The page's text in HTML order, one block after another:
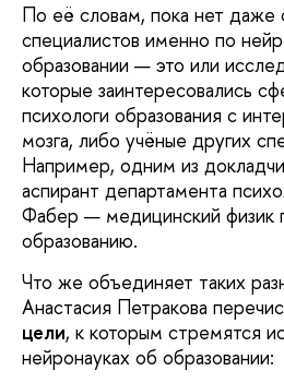
По её словам, пока нет даже
специалистов именно по
образовании — это или
которые заинтересовались
психологи образования с
мозга, либо учёные других
Например, одним из
аспирант департамента
Фабер — медицинский физик
образованию.
Что же объединяет таких
Анастасия Петракова
цели, к которым стремятся
нейронауках об образовании: